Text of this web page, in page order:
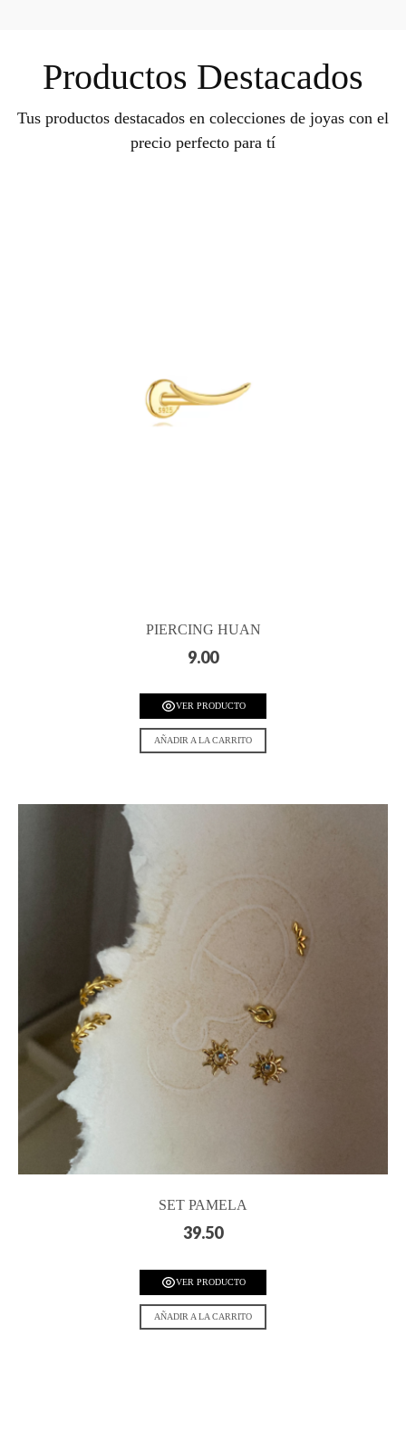
Productos Destacados
Tus productos destacados en colecciones de joyas con el
precio perfecto para tí
PIERCING HUAN
9.00
VER PRODUCTO
AÑADIR A LA CARRITO
SET PAMELA
39.50
VER PRODUCTO
AÑADIR A LA CARRITO